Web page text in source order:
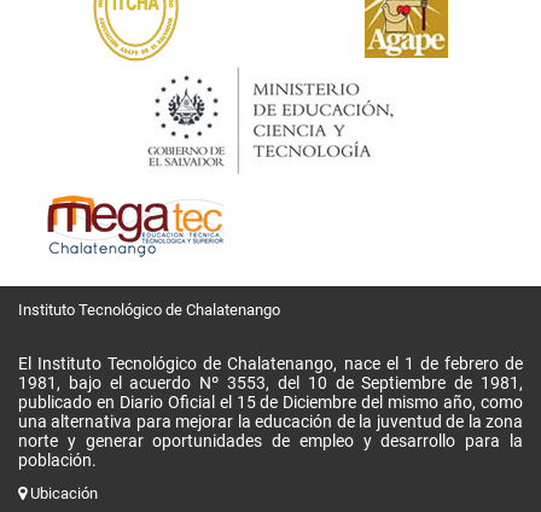
Instituto Tecnológico de Chalatenango
El Instituto Tecnológico de Chalatenango, nace el 1 de febrero de
1981, bajo el acuerdo Nº 3553, del 10 de Septiembre de 1981,
publicado en Diario Oficial el 15 de Diciembre del mismo año, como
una alternativa para mejorar la educación de la juventud de la zona
norte y generar oportunidades de empleo y desarrollo para la
población.
Ubicación